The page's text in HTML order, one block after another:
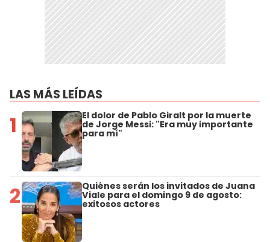
LAS MÁS LEÍDAS
1 El dolor de Pablo Giralt por la muerte
de Jorge Messi: "Era muy importante
para mí"
2 Quiénes serán los invitados de Juana
Viale para el domingo 9 de agosto:
exitosos actores